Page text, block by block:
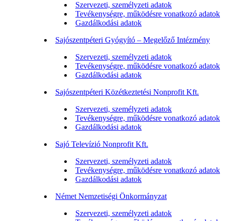
Szervezeti, személyzeti adatok
Tevékenységre, működésre vonatkozó adatok
Gazdálkodási adatok
Sajószentpéteri Gyógyító – Megelőző Intézmény
Szervezeti, személyzeti adatok
Tevékenységre, működésre vonatkozó adatok
Gazdálkodási adatok
Sajószentpéteri Közétkeztetési Nonprofit Kft.
Szervezeti, személyzeti adatok
Tevékenységre, működésre vonatkozó adatok
Gazdálkodási adatok
Sajó Televízió Nonprofit Kft.
Szervezeti, személyzeti adatok
Tevékenységre, működésre vonatkozó adatok
Gazdálkodási adatok
Német Nemzetiségi Önkormányzat
Szervezeti, személyzeti adatok